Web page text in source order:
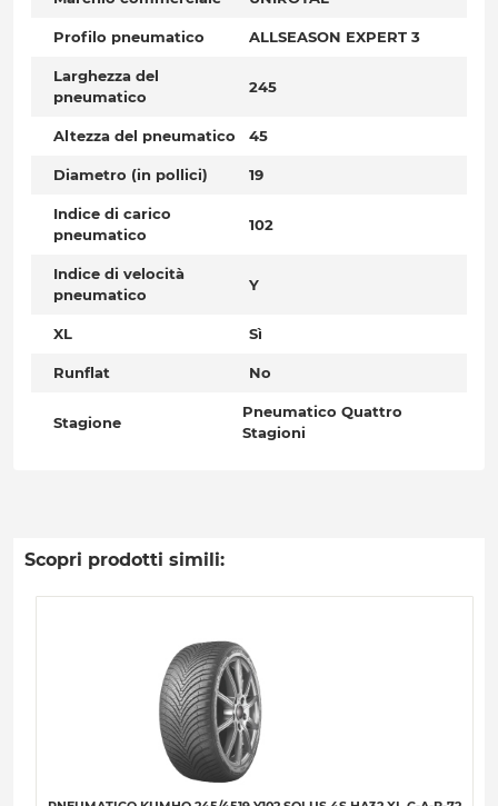
Profilo pneumatico ALLSEASON EXPERT 3
Larghezza del
pneumatico
245
Altezza del pneumatico 45
Diametro (in pollici) 19
Indice di carico
pneumatico
102
Indice di velocità
pneumatico
Y
XL Sì
Runflat No
Stagione
Pneumatico Quattro
Stagioni
Scopri prodotti simili: